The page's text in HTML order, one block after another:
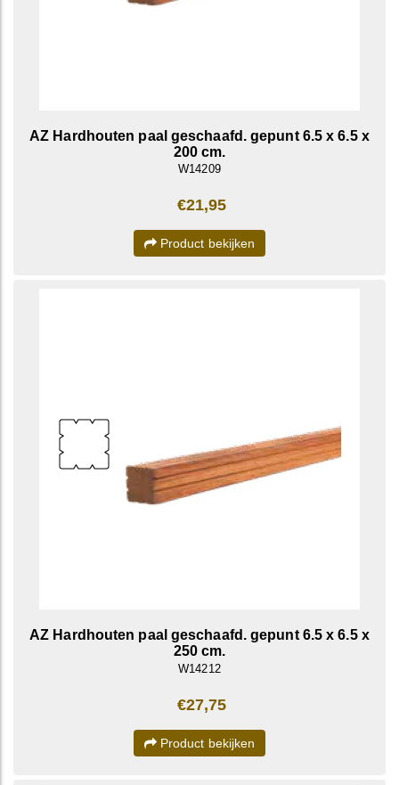
AZ Hardhouten paal geschaafd. gepunt 6.5 x 6.5 x
200 cm.
W14209
€21,95
Product bekijken
AZ Hardhouten paal geschaafd. gepunt 6.5 x 6.5 x
250 cm.
W14212
€27,75
Product bekijken